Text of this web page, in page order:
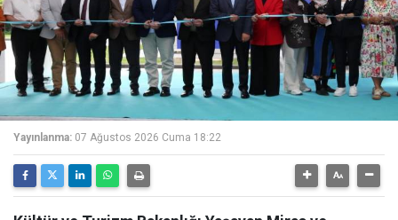
Yayınlanma: 07 Ağustos 2026 Cuma 18:22